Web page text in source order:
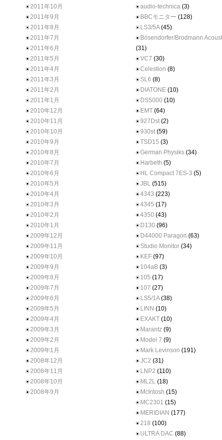
2011年10月
2011年9月
2011年8月
2011年7月
2011年6月
2011年5月
2011年4月
2011年3月
2011年2月
2011年1月
2010年12月
2010年11月
2010年10月
2010年9月
2010年8月
2010年7月
2010年6月
2010年5月
2010年4月
2010年3月
2010年2月
2010年1月
2009年12月
2009年11月
2009年10月
2009年9月
2009年8月
2009年7月
2009年6月
2009年5月
2009年4月
2009年3月
2009年2月
2009年1月
2008年12月
2008年11月
2008年10月
2008年9月
audio-technica (3)
BBCモニター (128)
LS3/5A(45)
Bösendorfer/Brodmann
(31)
VC7 (30)
Celestion (8)
SL6 (8)
DIATONE (10)
DS5000 (10)
EMT (64)
927Dst (2)
930st (59)
TSD15 (3)
German Physiks (34)
Harbeth (5)
HL Compact 7ES-3 (5)
JBL (515)
4343 (223)
4345 (17)
4350 (43)
D130 (96)
D44000 Paragon (63)
Studio Monitor (34)
KEF (97)
104aB (3)
105 (17)
107 (27)
LS5/1A(38)
LINN (10)
EXAKT (10)
Marantz (9)
Model 7 (9)
Mark Levinson (191)
JC2 (31)
LNP2 (110)
ML2L (18)
McIntosh (15)
MC2301 (15)
MERIDIAN (177)
218 (100)
ULTRA DAC (88)